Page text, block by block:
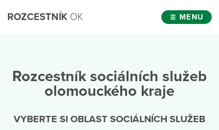
ROZCESTNÍK OK MENU
Rozcestník sociálních služeb
olomouckého kraje
VYBERTE SI OBLAST SOCIÁLNÍCH SLUŽEB